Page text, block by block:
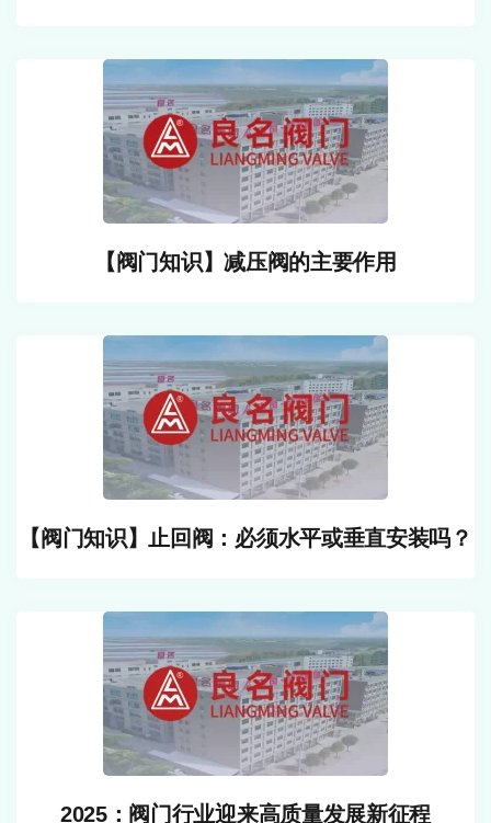
【阀门知识】减压阀的主要作用
【阀门知识】止回阀：必须水平或垂直安装吗？
2025：阀门行业迎来高质量发展新征程